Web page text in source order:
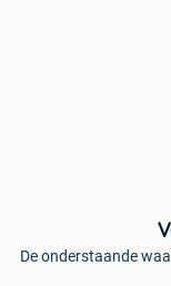
De onderstaande